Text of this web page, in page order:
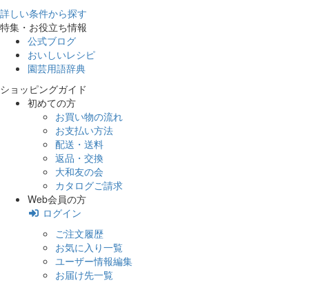
詳しい条件から探す
特集・お役立ち情報
公式ブログ
おいしいレシピ
園芸用語辞典
ショッピングガイド
初めての方
お買い物の流れ
お支払い方法
配送・送料
返品・交換
大和友の会
カタログご請求
Web会員の方
ログイン
ご注文履歴
お気に入り一覧
ユーザー情報編集
お届け先一覧